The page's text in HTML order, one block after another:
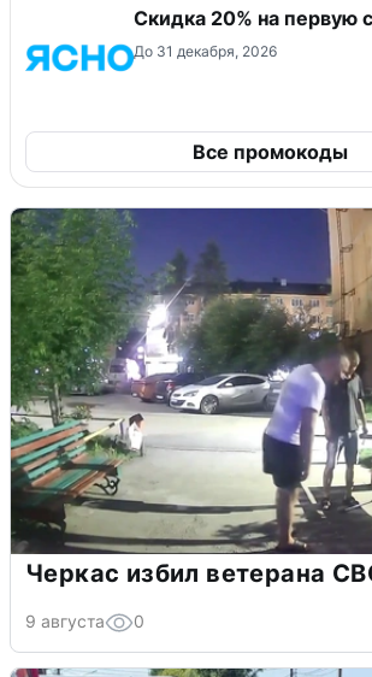
Скидка 20% на первую
До 31 декабря, 2026
Все промокоды
Черкас избил ветерана
9 августа 0